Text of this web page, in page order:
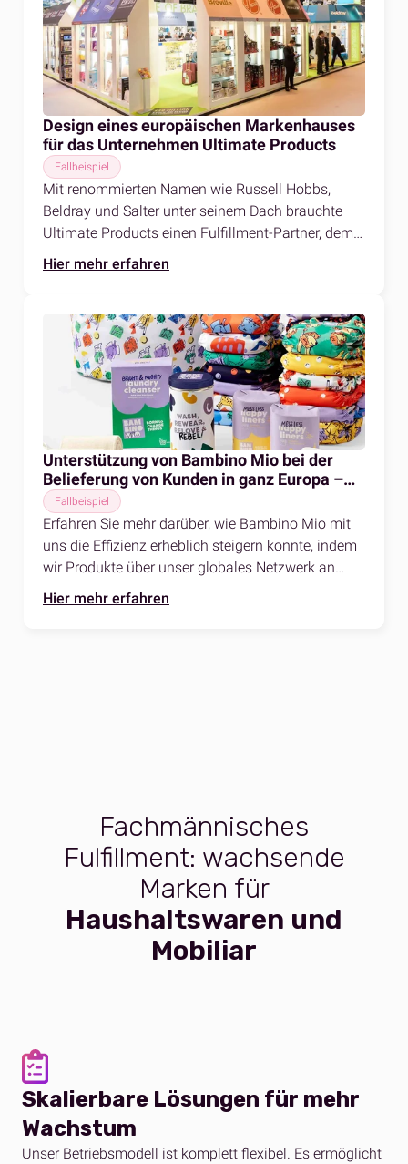
Design eines europäischen Markenhauses
für das Unternehmen Ultimate Products
Fallbeispiel
Mit renommierten Namen wie Russell Hobbs,
Beldray und Salter unter seinem Dach brauchte
Ultimate Products einen Fulfillment-Partner, dem
es vertrauen konnte.
Hier mehr erfahren
Unterstützung von Bambino Mio bei der
Belieferung von Kunden in ganz Europa –
und das auf nachhaltige Weise
Fallbeispiel
Erfahren Sie mehr darüber, wie Bambino Mio mit
uns die Effizienz erheblich steigern konnte, indem
wir Produkte über unser globales Netzwerk an
Kunden in ganz Europa geliefert haben.
Hier mehr erfahren
Fachmännisches
Fulfillment: wachsende
Marken für
Haushaltswaren und
Mobiliar
Skalierbare Lösungen für mehr
Wachstum
Unser Betriebsmodell ist komplett flexibel. Es ermöglicht